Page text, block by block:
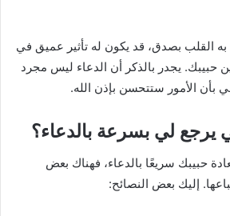
به القلب بصدق، قد يكون له تأثير عميق في
حبيبك. يجدر بالذكر أن الدعاء ليس مجرد
بأن الأمور ستتحسن بإذن الله.
يرجع لي بسرعة بالدعاء؟
حبيبك سريعًا بالدعاء، فهناك بعض
إليك بعض النصائح: